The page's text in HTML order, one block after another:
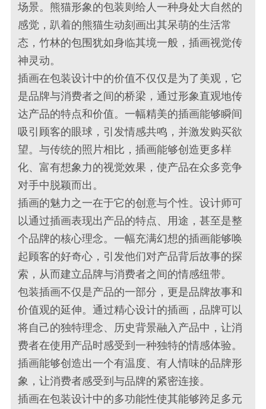
场景。熊猫形象的包装则给人一种身处大自然的
感觉，趴着的熊猫生动刻画出其呆萌的生活常
态，竹林的包围犹如身临其境一般，插画视觉传
神灵动。
插画在包装设计中的价值不仅仅是为了美观，它
是品牌与消费者之间的桥梁，通过形象直观地传
达产品的特点和价值。一幅精美的插画能够瞬间
吸引顾客的眼球，引发情感共鸣，并激发购买欲
望。与传统的照片相比，插画能够创造更多样
化、富有想象力的视觉效果，使产品在众多竞争
对手中脱颖而出。
插画的魅力之一在于它的创意与个性。设计师可
以通过插画表现出产品的特点、用途，甚至是整
个品牌的核心理念。一幅充满幻想的插画能够唤
起顾客的好奇心，引发他们对产品背后故事的探
索，从而建立品牌与消费者之间的情感纽带。
包装插画不仅是产品的一部分，更是品牌故事和
价值观的延伸。通过精心设计的插画，品牌可以
将自己的独特理念、历史背景融入产品中，让消
费者在使用产品时感受到一种独特的情感体验。
插画能够创造出一个有温度、有人情味的品牌形
象，让消费者感受到与品牌的紧密连接。
插画在包装设计中的多功能性使其能够跨足多元